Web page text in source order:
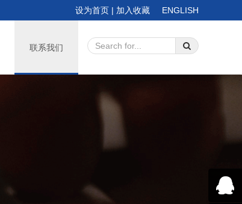
ENGLISH
设为首页 | 加入收藏
联系我们